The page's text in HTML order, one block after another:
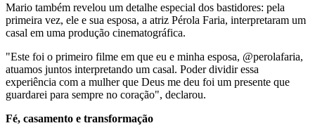
Mario também revelou um detalhe especial dos bastidores: pela
primeira vez, ele e sua esposa, a atriz Pérola Faria, interpretaram um
casal em uma produção cinematográfica.
"Este foi o primeiro filme em que eu e minha esposa, @perolafaria,
atuamos juntos interpretando um casal. Poder dividir essa
experiência com a mulher que Deus me deu foi um presente que
guardarei para sempre no coração", declarou.
Fé, casamento e transformação